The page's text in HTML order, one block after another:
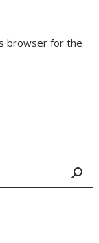
browser for the